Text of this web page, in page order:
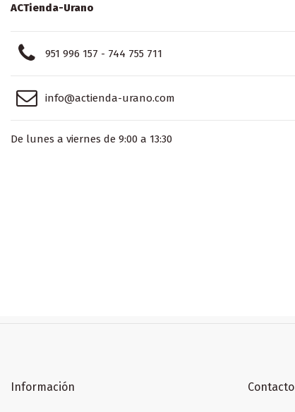
ACTienda-Urano
951 996 157 - 744 755 711
info@actienda-urano.com
De lunes a viernes de 9:00 a 13:30
Información Contacto